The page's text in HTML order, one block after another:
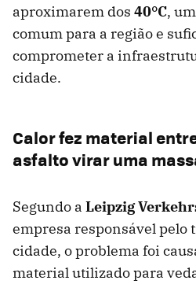
aproximarem dos 40°C,
comum para a região e
comprometer a
cidade.
Calor fez material
asfalto virar uma
Segundo a Leipzig
empresa responsável pelo
cidade, o problema foi
material utilizado para